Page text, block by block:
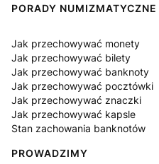
PORADY NUMIZMATYCZNE
Jak przechowywać monety
Jak przechowywać bilety
Jak przechowywać banknoty
Jak przechowywać pocztówki
Jak przechowywać znaczki
Jak przechowywać kapsle
Stan zachowania banknotów
PROWADZIMY